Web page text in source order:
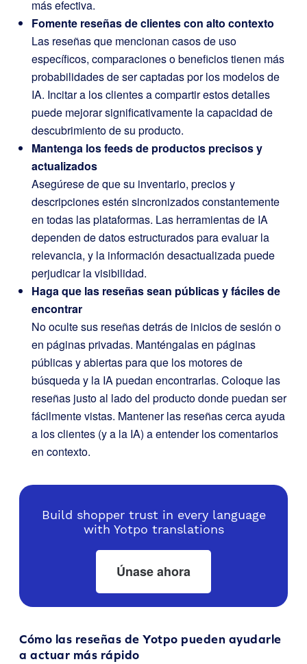
más efectiva.
Fomente reseñas de clientes con alto contexto
Las reseñas que mencionan casos de uso
específicos, comparaciones o beneficios tienen más
probabilidades de ser captadas por los modelos de
IA. Incitar a los clientes a compartir estos detalles
puede mejorar significativamente la capacidad de
descubrimiento de su producto.
Mantenga los feeds de productos precisos y
actualizados
Asegúrese de que su inventario, precios y
descripciones estén sincronizados constantemente
en todas las plataformas. Las herramientas de IA
dependen de datos estructurados para evaluar la
relevancia, y la información desactualizada puede
perjudicar la visibilidad.
Haga que las reseñas sean públicas y fáciles de
encontrar
No oculte sus reseñas detrás de inicios de sesión o
en páginas privadas. Manténgalas en páginas
públicas y abiertas para que los motores de
búsqueda y la IA puedan encontrarlas. Coloque las
reseñas justo al lado del producto donde puedan ser
fácilmente vistas. Mantener las reseñas cerca ayuda
a los clientes (y a la IA) a entender los comentarios
en contexto.
Build shopper trust in every language
with Yotpo translations
Únase ahora
Cómo las reseñas de Yotpo pueden ayudarle
a actuar más rápido